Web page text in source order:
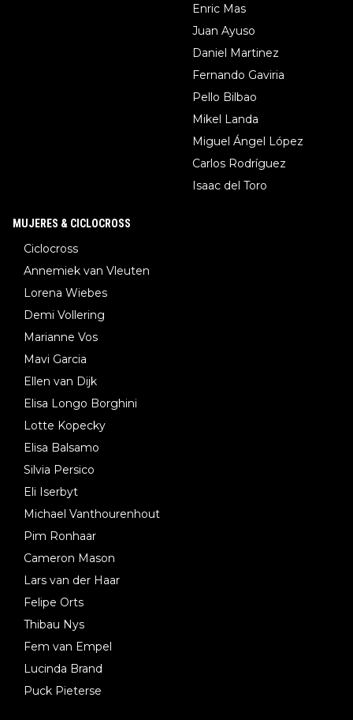
Enric Mas
Juan Ayuso
Daniel Martinez
Fernando Gaviria
Pello Bilbao
Mikel Landa
Miguel Ángel López
Carlos Rodríguez
Isaac del Toro
MUJERES & CICLOCROSS
Ciclocross
Annemiek van Vleuten
Lorena Wiebes
Demi Vollering
Marianne Vos
Mavi Garcia
Ellen van Dijk
Elisa Longo Borghini
Lotte Kopecky
Elisa Balsamo
Silvia Persico
Eli Iserbyt
Michael Vanthourenhout
Pim Ronhaar
Cameron Mason
Lars van der Haar
Felipe Orts
Thibau Nys
Fem van Empel
Lucinda Brand
Puck Pieterse